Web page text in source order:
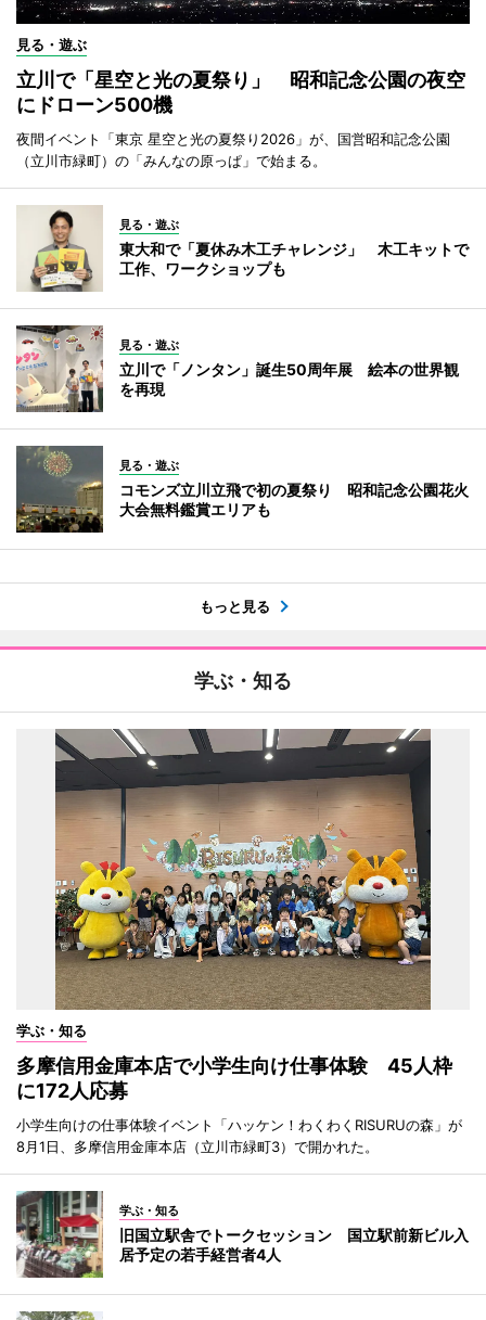
見る・遊ぶ
立川で「星空と光の夏祭り」 昭和記念公園の夜空
にドローン500機
夜間イベント「東京 星空と光の夏祭り2026」が、国営昭和記念公園
（立川市緑町）の「みんなの原っぱ」で始まる。
見る・遊ぶ
東大和で「夏休み木工チャレンジ」 木工キットで
工作、ワークショップも
見る・遊ぶ
立川で「ノンタン」誕生50周年展 絵本の世界観
を再現
見る・遊ぶ
コモンズ立川立飛で初の夏祭り 昭和記念公園花火
大会無料鑑賞エリアも
もっと見る
学ぶ・知る
学ぶ・知る
多摩信用金庫本店で小学生向け仕事体験 45人枠
に172人応募
小学生向けの仕事体験イベント「ハッケン！わくわくRISURUの森」が
8月1日、多摩信用金庫本店（立川市緑町3）で開かれた。
学ぶ・知る
旧国立駅舎でトークセッション 国立駅前新ビル入
居予定の若手経営者4人